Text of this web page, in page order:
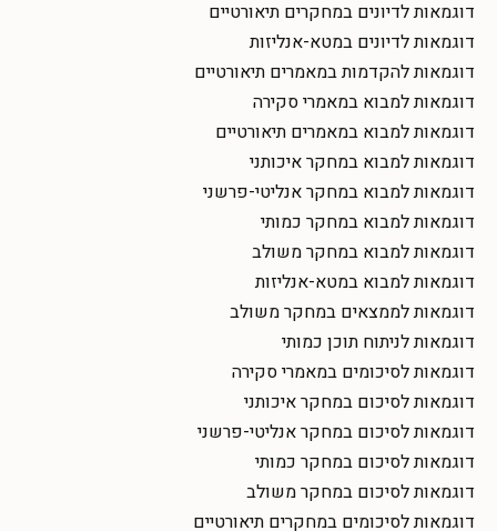
דוגמאות לדיונים במחקרים תיאורטיים
דוגמאות לדיונים במטא-אנליזות
דוגמאות להקדמות במאמרים תיאורטיים
דוגמאות למבוא במאמרי סקירה
דוגמאות למבוא במאמרים תיאורטיים
דוגמאות למבוא במחקר איכותני
דוגמאות למבוא במחקר אנליטי-פרשני
דוגמאות למבוא במחקר כמותי
דוגמאות למבוא במחקר משולב
דוגמאות למבוא במטא-אנליזות
דוגמאות לממצאים במחקר משולב
דוגמאות לניתוח תוכן כמותי
דוגמאות לסיכומים במאמרי סקירה
דוגמאות לסיכום במחקר איכותני
דוגמאות לסיכום במחקר אנליטי-פרשני
דוגמאות לסיכום במחקר כמותי
דוגמאות לסיכום במחקר משולב
דוגמאות לסיכומים במחקרים תיאורטיים